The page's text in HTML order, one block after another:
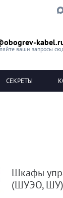
ваши запросы
СЕКРЕТЫ
Шкафы
(ШУЭО, ШУ)